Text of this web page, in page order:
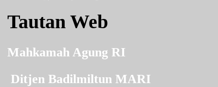
Tautan Web
Mahkamah Agung RI
Ditjen Badilmiltun MARI